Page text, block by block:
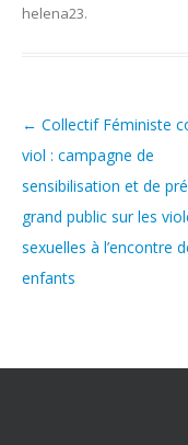
Politique de cookies
Nous faire connaître
Fonctionnement
Groupes de parole
Groupes de parole à
Groupes de parole
Compte rendu des
helena23.
Post
← Collectif Féministe
viol : campagne de
sensibilisation et de
grand public sur les
sexuelles à l’encontre
enfants